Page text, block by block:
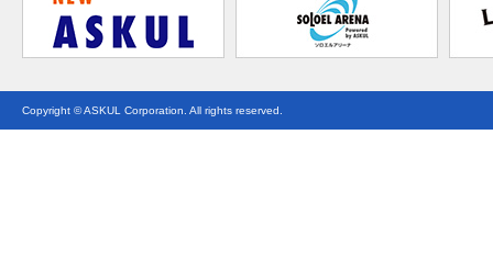
Copyright © ASKUL Corporation. All rights reserved.